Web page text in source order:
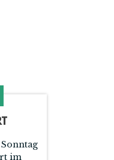
im